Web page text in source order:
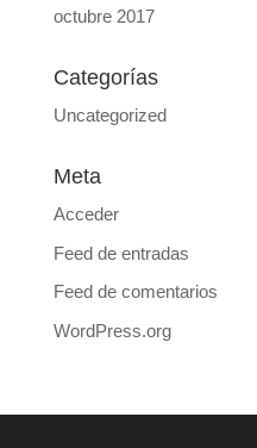
octubre 2017
Categorías
Uncategorized
Meta
Acceder
Feed de entradas
Feed de comentarios
WordPress.org